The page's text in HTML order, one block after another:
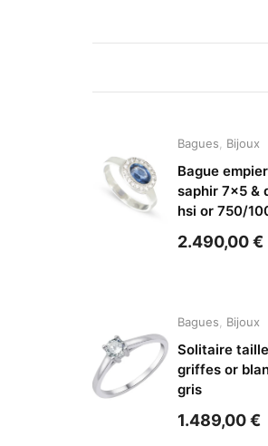
Bagues Bijoux
Bague
saphir 7×5 &
hsi or 750/
2.490,00€
Bagues Bijoux
Solitaire
griffes or
gris
1.489,00€